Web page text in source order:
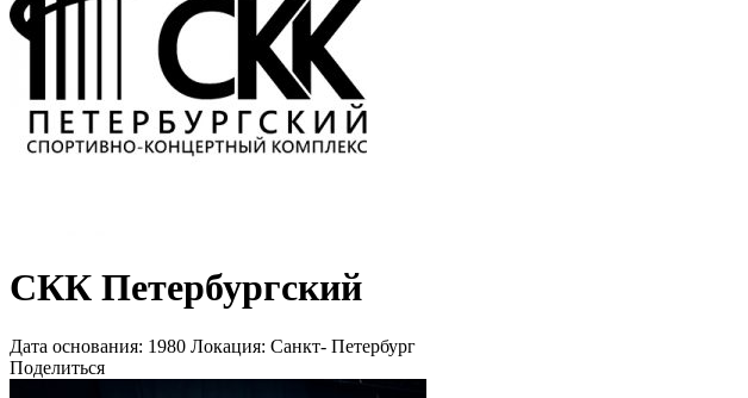
СКК Петербургский
Дата основания: 1980 Локация: Санкт- Петербург
Поделиться